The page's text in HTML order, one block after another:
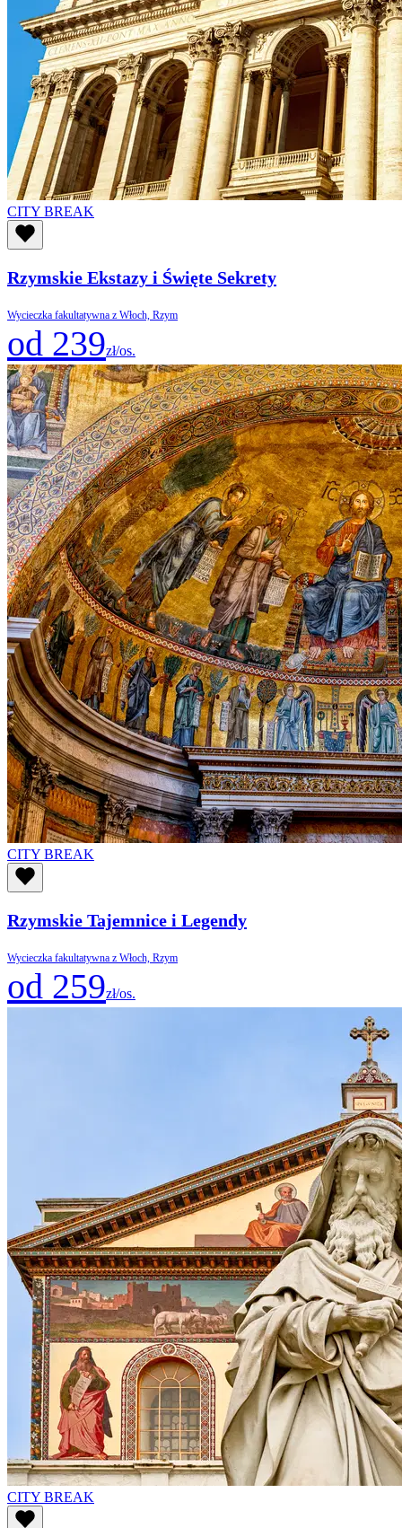
CITY BREAK
Rzymskie Ekstazy i Święte Sekrety
Wycieczka fakultatywna z Włoch, Rzym
od 239zł/os.
CITY BREAK
Rzymskie Tajemnice i Legendy
Wycieczka fakultatywna z Włoch, Rzym
od 259zł/os.
CITY BREAK